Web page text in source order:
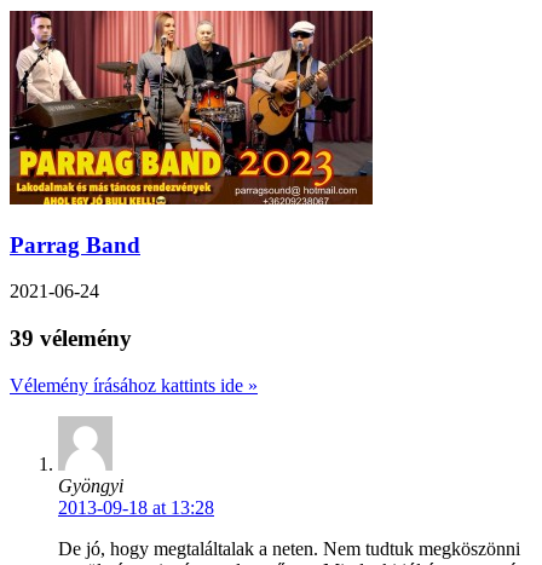
Parrag Band
2021-06-24
39 vélemény
Vélemény írásához kattints ide »
Gyöngyi
2013-09-18 at 13:28
De jó, hogy megtaláltalak a neten. Nem tudtuk megköszönni